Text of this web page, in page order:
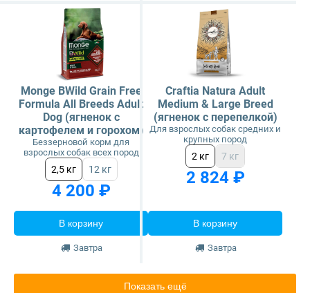
Monge BWild Grain Free
Formula All Breeds Adult
Dog (ягненок с
картофелем и горохом)
Беззерновой корм для
взрослых собак всех пород
2,5 кг 12 кг
4 200 ₽
В корзину
Завтра
Craftia Natura Adult
Medium & Large Breed
(ягненок с перепелкой)
Для взрослых собак средних и
крупных пород
2 кг 7 кг
2 824 ₽
В корзину
Завтра
Показать ещё